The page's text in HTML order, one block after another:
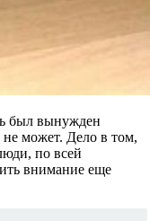
был вынужден
не может. Дело в том,
по всей
внимание еще